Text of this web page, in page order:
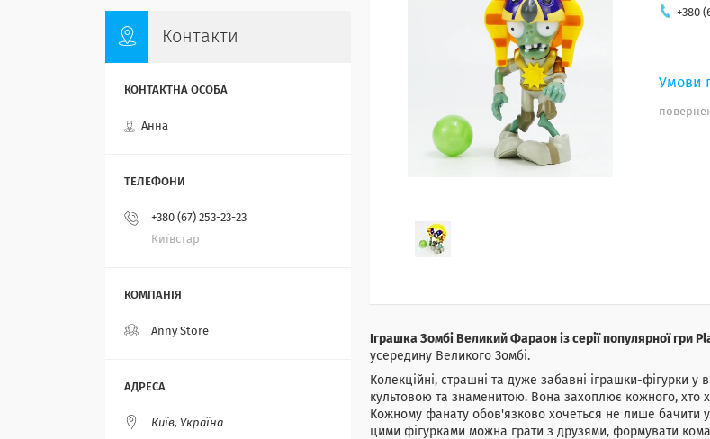
+380
Іграшка Зомбі Великий Фараон із серії популярної гри
усередину Великого Зомбі.
Колекційні, страшні та дуже забавні іграшки-фігурки
культовою та знаменитою. Вона захоплює кожного, хто
Кожному фанату обов'язково хочеться не лише бачити
цими фігурками можна грати з друзями, формувати
Контакти
Анна
+380 (67) 253-23-23
Київстар
Anny Store
Київ, Україна